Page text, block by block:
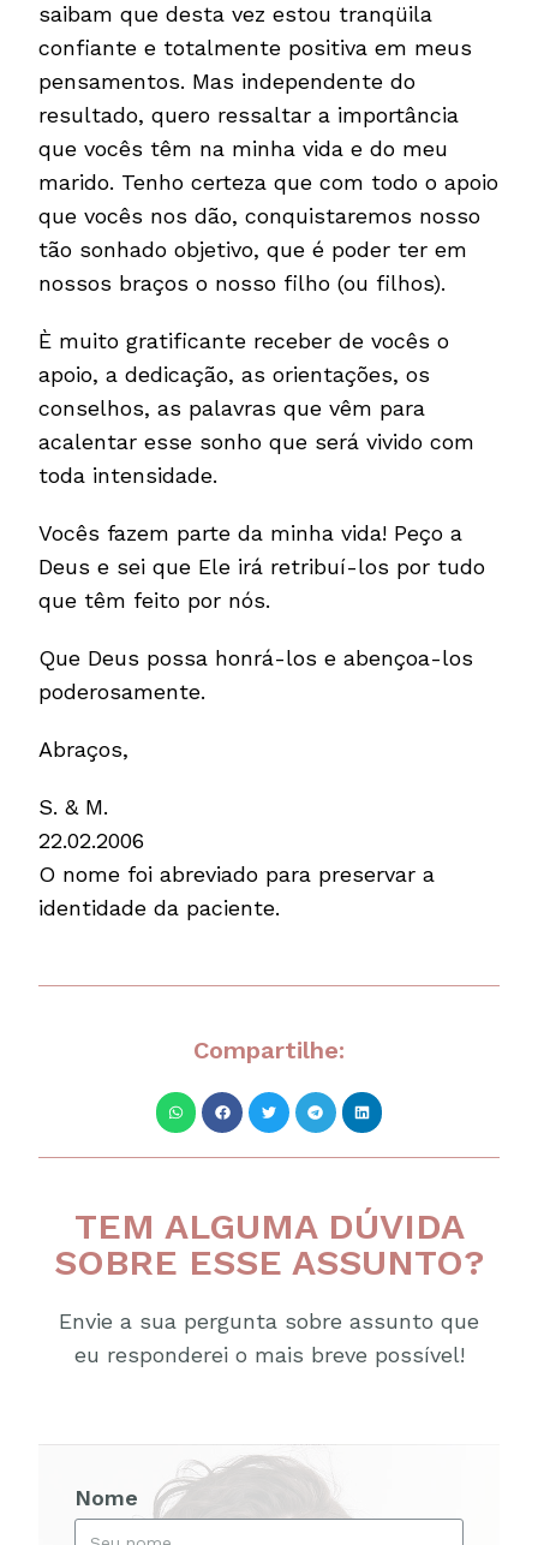
saibam que desta vez estou tranqüila
confiante e totalmente positiva em meus
pensamentos. Mas independente do
resultado, quero ressaltar a importância
que vocês têm na minha vida e do meu
marido. Tenho certeza que com todo o apoio
que vocês nos dão, conquistaremos nosso
tão sonhado objetivo, que é poder ter em
nossos braços o nosso filho (ou filhos).
È muito gratificante receber de vocês o
apoio, a dedicação, as orientações, os
conselhos, as palavras que vêm para
acalentar esse sonho que será vivido com
toda intensidade.
Vocês fazem parte da minha vida! Peço a
Deus e sei que Ele irá retribuí-los por tudo
que têm feito por nós.
Que Deus possa honrá-los e abençoa-los
poderosamente.
Abraços,
S. & M.
22.02.2006
O nome foi abreviado para preservar a
identidade da paciente.
Compartilhe:
TEM ALGUMA DÚVIDA
SOBRE ESSE ASSUNTO?
Envie a sua pergunta sobre assunto que
eu responderei o mais breve possível!
Nome